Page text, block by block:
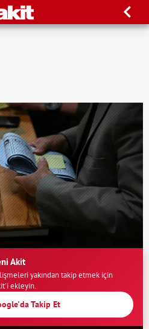
Akit
yakından takip etmek için
ekleyin.
Takip Et